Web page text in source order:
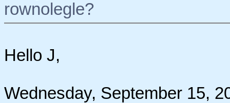
rownolegle?
Hello J,
Wednesday, September 15,